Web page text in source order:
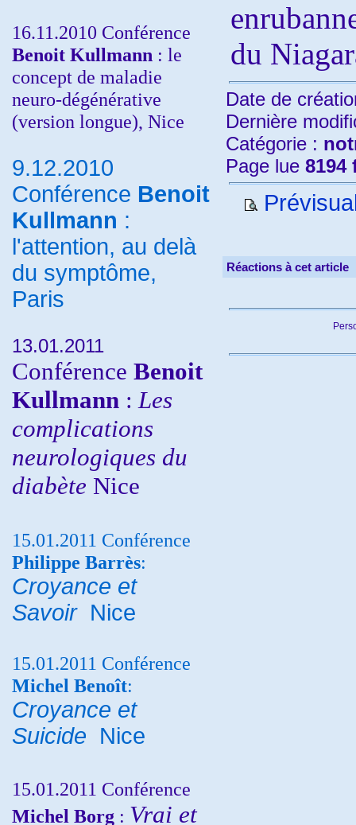
16.11.2010 Conférence
Benoit Kullmann : le
concept de maladie
neuro-dégénérative
(version longue), Nice
9.12.2010
Conférence Benoit
Kullmann :
l'attention, au delà
du symptôme,
Paris
13.01.2011
Conférence Benoit
Kullmann : Les
complications
neurologiques du
diabète Nice
15.01.2011 Conférence
Philippe Barrès:
Croyance et
Savoir Nice
15.01.2011 Conférence
Michel Benoît:
Croyance et
Suicide Nice
15.01.2011 Conférence
Michel Borg : Vrai et
du
Date de
Dernière
Catégorie :
Page lue 8194
Réactions à cet article